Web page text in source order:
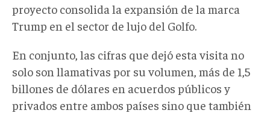
proyecto consolida la expansión de la marca
Trump en el sector de lujo del Golfo.
En conjunto, las cifras que dejó esta visita no
solo son llamativas por su volumen más de 1,5
billones de dólares en acuerdos públicos y
privados entre ambos países sino que también